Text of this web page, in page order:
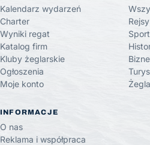
Kalendarz wydarzeń
Charter
Wyniki regat
Katalog firm
Kluby żeglarskie
Ogłoszenia
Moje konto
Rejsy
INFORMACJE
O nas
Reklama i współpraca